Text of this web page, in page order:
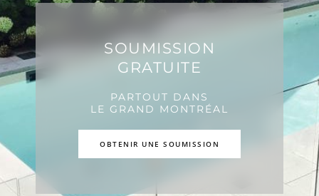
SOUMISSION
GRATUITE
PARTOUT DANS
LE GRAND MONTRÉAL
OBTENIR UNE SOUMISSION